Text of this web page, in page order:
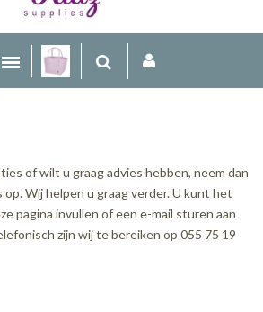
of wilt u graag advies hebben, neem dan
Wij helpen u graag verder. U kunt het
pagina invullen of een e-mail sturen aan
zijn wij te bereiken op 055 75 19